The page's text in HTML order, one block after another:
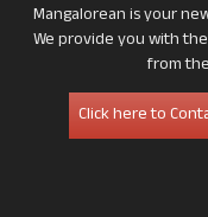
Mangalorean is your
We provide you with
from
Click here to